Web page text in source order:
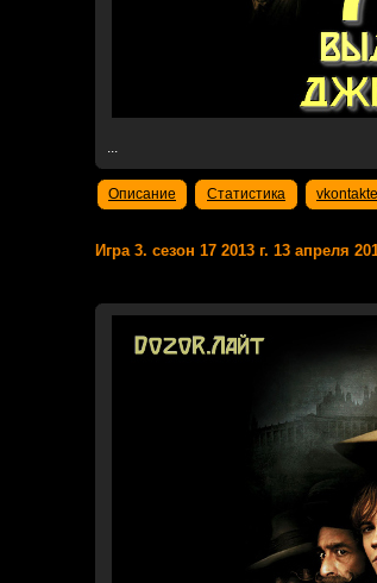
...
Описание Статистика vkontakte
Игра 3. сезон 17 2013 г. 13 апреля